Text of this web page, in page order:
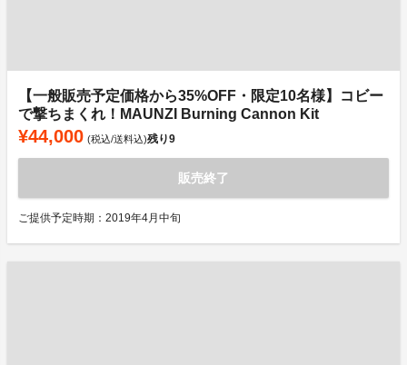
【一般販売予定価格から35%OFF・限定10名様】コビー
で撃ちまくれ！MAUNZI Burning Cannon Kit
¥44,000 (税込/送料込)残り9
販売終了
ご提供予定時期：2019年4月中旬